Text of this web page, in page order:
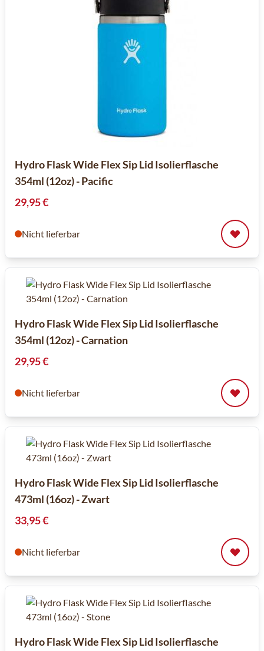
Hydro Flask Wide Flex Sip Lid Isolierflasche
354ml (12oz) - Pacific
29,95 €
Nicht lieferbar
Hydro Flask Wide Flex Sip Lid Isolierflasche
354ml (12oz) - Carnation
29,95 €
Nicht lieferbar
Hydro Flask Wide Flex Sip Lid Isolierflasche
473ml (16oz) - Zwart
33,95 €
Nicht lieferbar
Hydro Flask Wide Flex Sip Lid Isolierflasche